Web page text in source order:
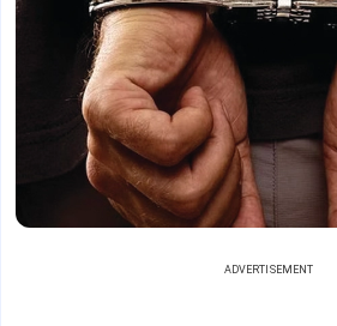
ADVERTISEMENT